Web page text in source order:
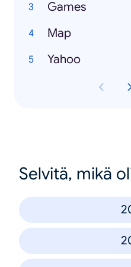
Games
Map
Yahoo
Selvitä, mikä